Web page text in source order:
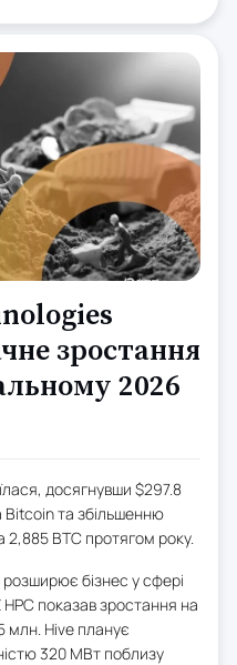
зростання
2026
досягнувши $297.8
Bitcoin та збільшенню
2,885 BTC протягом року.
бізнес у сфері
HPC показав зростання на
млн. Hive планує
320 МВт поблизу